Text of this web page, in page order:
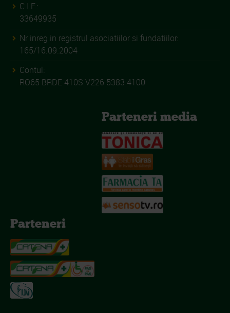
C.I.F.:
33649935
Nr inreg in registrul asociatiilor si fundatiilor:
165/16.09.2004
Contul:
RO65 BRDE 410S V226 5383 4100
Parteneri
Parteneri media